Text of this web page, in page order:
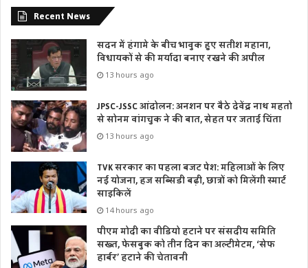
Recent News
सदन में हंगामे के बीच भावुक हुए सतीश महाना,
विधायकों से की मर्यादा बनाए रखने की अपील
13 hours ago
JPSC-JSSC आंदोलन: अनशन पर बैठे देवेंद्र नाथ महतो
से सोनम वांगचुक ने की बात, सेहत पर जताई चिंता
13 hours ago
TVK सरकार का पहला बजट पेश: महिलाओं के लिए
नई योजना, हज सब्सिडी बढ़ी, छात्रों को मिलेंगी स्मार्ट
साइकिलें
14 hours ago
पीएम मोदी का वीडियो हटाने पर संसदीय समिति
सख्त, फेसबुक को तीन दिन का अल्टीमेटम, ‘सेफ
हार्बर’ हटाने की चेतावनी